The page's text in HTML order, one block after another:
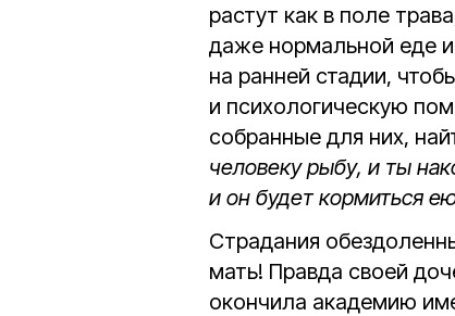
растут как в поле
даже нормальной еде
на ранней стадии,
и психологическую
собранные для них,
человеку рыбу, и ты
и он будет кормиться
Страдания
мать! Правда своей
окончила академию